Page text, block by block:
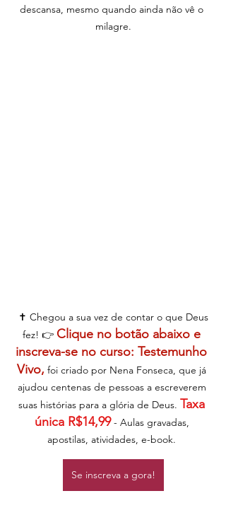
descansa, mesmo quando ainda não vê o
milagre.
fez! 👉 Clique no botão abaixo e
inscreva-se no curso: Testemunho
Vivo, foi criado por Nena Fonseca, que já
ajudou centenas de pessoas a escreverem
suas histórias para a glória de Deus. Taxa
única R$14,99 - Aulas gravadas,
apostilas, atividades, e-book.
Se inscreva a gora!